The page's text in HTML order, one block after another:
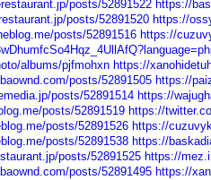
posts/52891522 https://
posts/52891520 https://
posts/52891516 https://
albums/pjfmohxn https://
posts/52891505 https://
posts/52891514 https://
posts/52891519 https://
posts/52891526 https://
posts/52891538 https://
posts/52891525 https://
posts/52891495 https://